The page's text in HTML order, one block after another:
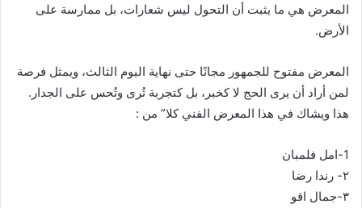
المعرض هي ما يثبت أن التحول ليس شعارات، بل ممارسة على
الأرض.
المعرض مفتوح للجمهور مجانًا حتى نهاية اليوم الثالث، ويمثل فرصة
لمن أراد أن يرى الحج لا كخبر، بل كتجربة تُرى وتُحس على الجدار.
هذا ويشاك في هذا المعرض الفني كلا” من :
1-امل فلمبان
٢- رندا رضا
٣-جمال اقو